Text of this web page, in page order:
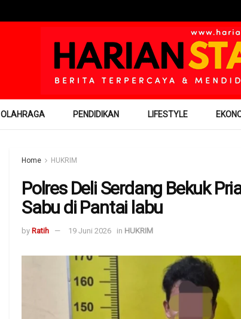
OLAHRAGA PENDIDIKAN LIFESTYLE
Home HUKRIM
Polres Deli Serdang Bekuk
Sabu di Pantai labu
by Ratih 19 Juni 2026 in HUKRIM